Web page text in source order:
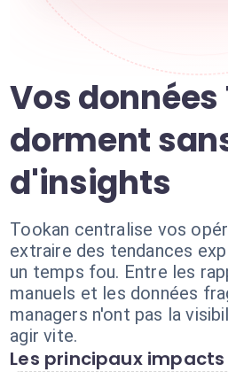
Vos données
dorment
d'insights
Tookan centralise vos
extraire des tendances
un temps fou. Entre les
manuels et les données
managers n'ont pas la
agir vite.
Les principaux